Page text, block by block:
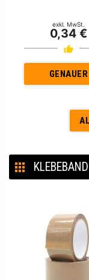
exkl. MwSt.
0,34 €
GENAUER
KLEBEBAND